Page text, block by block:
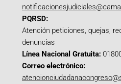
PQRSD:
Atención peticiones, quejas,
denuncias
Línea Nacional Gratuita:
Correo electrónico: